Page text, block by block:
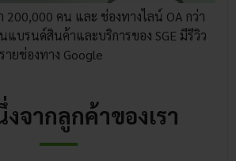
200,000 คน และ ช่องทางไลน์ OA กว่า
แบรนด์สินค้าและบริการของ SGE มีรีวิว
ายช่องทาง Google
จากลูกค้าของเรา